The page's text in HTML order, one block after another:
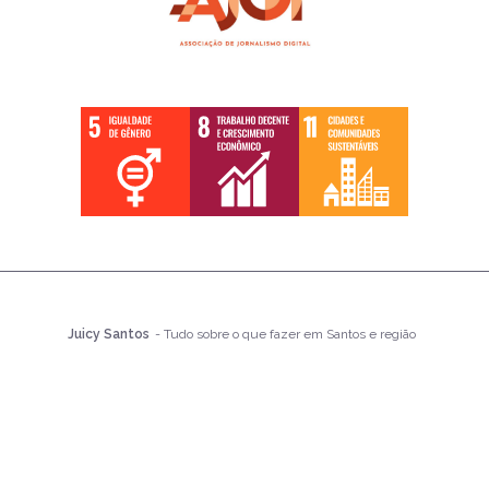
Juicy Santos - Tudo sobre o que fazer em Santos e região